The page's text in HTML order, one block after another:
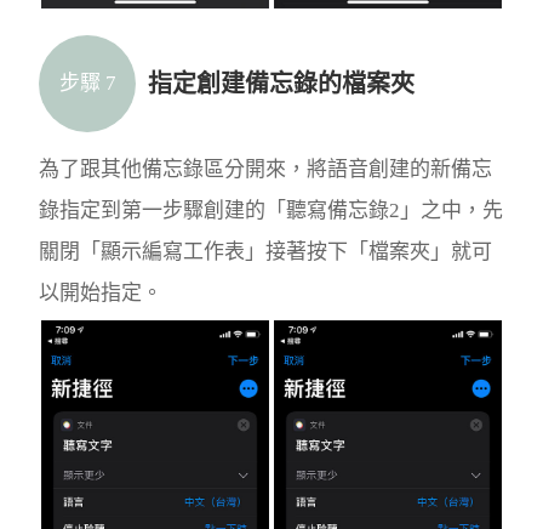
步驟 7 指定創建備忘錄的檔案夾
為了跟其他備忘錄區分開來，將語音創建的新備忘
錄指定到第一步驟創建的「聽寫備忘錄2」之中，先
關閉「顯示編寫工作表」接著按下「檔案夾」就可
以開始指定。